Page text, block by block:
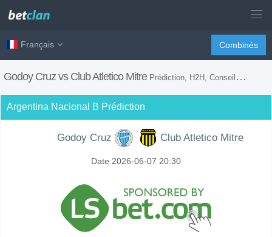
Français Combinés
Godoy Cruz vs Club Atletico Mitre Prédiction, H2H, Conseils de Paris et Prévision du Match
Argentina Nacional B Prédiction
Godoy Cruz Club Atletico Mitre
Date 2026-06-07 20:30